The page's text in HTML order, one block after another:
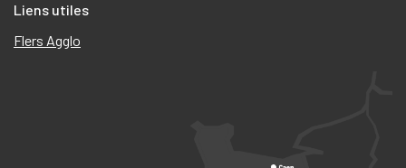
Liens utiles
Flers Agglo